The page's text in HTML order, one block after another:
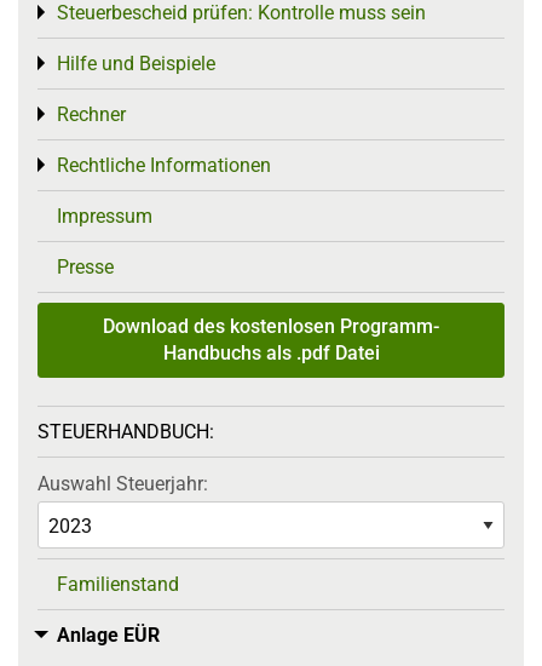
Steuerbescheid prüfen: Kontrolle muss sein
Toggle menu
Hilfe und Beispiele
Toggle menu
Rechner
Toggle menu
Rechtliche Informationen
Toggle menu
Impressum
Presse
Download des kostenlosen Programm-
Handbuchs als .pdf Datei
STEUERHANDBUCH:
Auswahl Steuerjahr:
Familienstand
Anlage EÜR
Toggle menu